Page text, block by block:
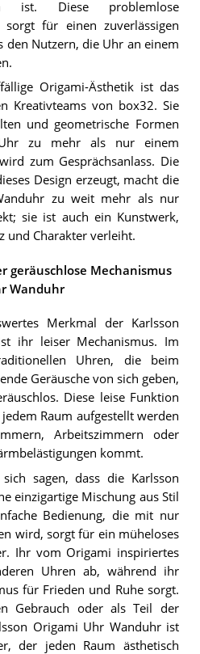
ist. Diese problemlose
sorgt für einen zuverlässigen
den Nutzern, die Uhr an einem
Origami-Ästhetik ist das
Kreativteams von box32. Sie
und geometrische Formen
zu mehr als nur einem
zum Gesprächsanlass. Die
Design erzeugt, macht die
zu weit mehr als nur
sie ist auch ein Kunstwerk,
und Charakter verleiht.
geräuschlose Mechanismus
Wanduhr
Merkmal der Karlsson
ihr leiser Mechanismus. Im
Uhren, die beim
Geräusche von sich geben,
Diese leise Funktion
Raum aufgestellt werden
Arbeitszimmern oder
kommt.
sagen, dass die Karlsson
einzigartige Mischung aus Stil
Bedienung, die mit nur
wird, sorgt für ein müheloses
Ihr vom Origami inspiriertes
Uhren ab, während ihr
für Frieden und Ruhe sorgt.
Gebrauch oder als Teil der
Origami Uhr Wanduhr ist
der jeden Raum ästhetisch